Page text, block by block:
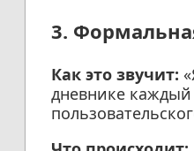
3.
Как это звучит:
дневнике каждый